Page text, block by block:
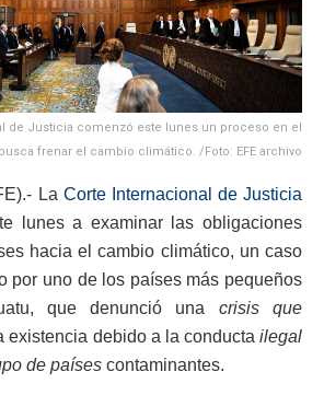
de Justicia comenzó este lunes un proceso en el
frenar el cambio climático. /Foto: EFE archivo
La Corte Internacional de Justicia
lunes a examinar las obligaciones
hacia el cambio climático, un caso
por uno de los países más pequeños
que denunció una crisis que
existencia debido a la conducta ilegal
de países contaminantes.